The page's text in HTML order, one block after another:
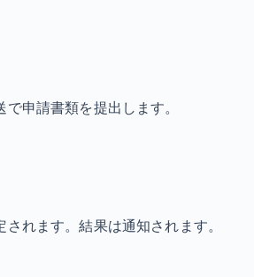
申請書類を提出します。
れます。結果は通知されます。